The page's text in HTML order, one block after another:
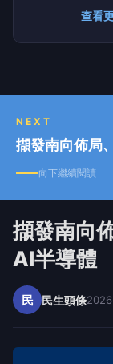
常面
確訊
求。 媒體的重要功能之一就是「守望」，「觀傳
量。 「觀傳媒」以善念關心生活、關懷社會、關
查看
NEXT
擷發南向佈局
向下繼續閱讀
擷發南向
AI半導體
民 民生頭條